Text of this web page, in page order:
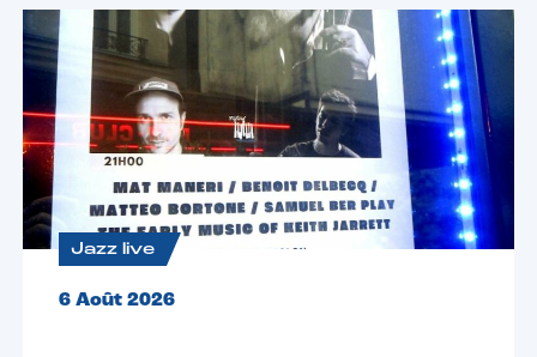
Jazz live
6 Août 2026